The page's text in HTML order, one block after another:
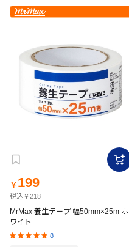
￥ 199
税込￥218
MrMax 養生テープ 幅50mm×25m ホ
ワイト
8